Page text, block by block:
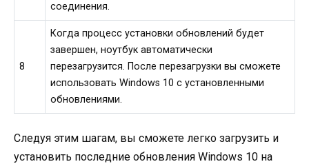
соединения.
8
Когда процесс установки обновлений будет
завершен, ноутбук автоматически
перезагрузится. После перезагрузки вы сможете
использовать Windows 10 с установленными
обновлениями.
Следуя этим шагам, вы сможете легко загрузить и
установить последние обновления Windows 10 на